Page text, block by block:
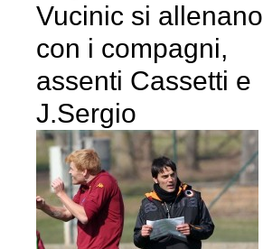
Vucinic si allenano
con i compagni,
assenti Cassetti e
J.Sergio